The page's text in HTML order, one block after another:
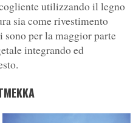
utilizzando il legno
sia come rivestimento
per la maggior parte
integrando ed